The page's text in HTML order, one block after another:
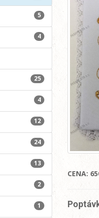
5
4
25
4
12
24
13
2
1
CENA: